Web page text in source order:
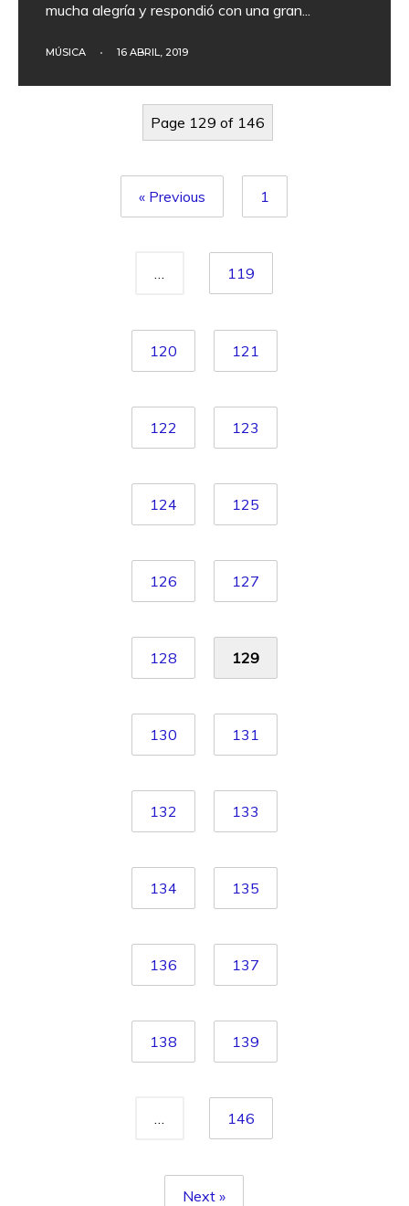
mucha alegría y respondió con una gran...
MÚSICA • 16 ABRIL, 2019
Page 129 of 146
« Previous 1
119
120 121
122 123
124 125
126 127
128 129
130 131
132 133
134 135
136 137
138 139
146
Next »